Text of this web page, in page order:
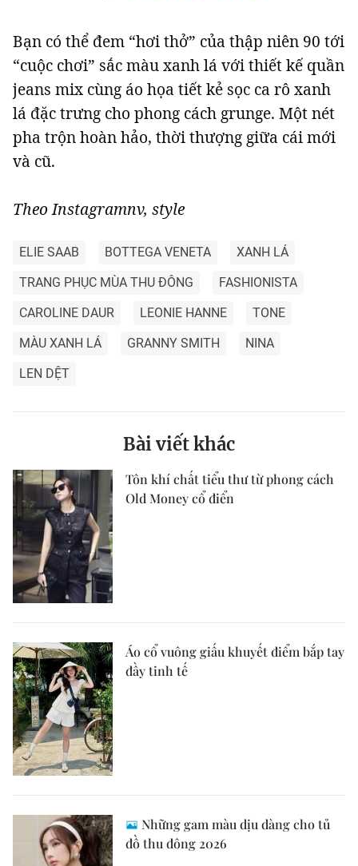
Bạn có thể đem “hơi thở” của thập niên 90 tới
“cuộc chơi” sắc màu xanh lá với thiết kế quần
jeans mix cùng áo họa tiết kẻ sọc ca rô xanh
lá đặc trưng cho phong cách grunge. Một nét
pha trộn hoàn hảo, thời thượng giữa cái mới
và cũ.
Theo Instagramnv, style
ELIE SAAB BOTTEGA VENETA
XANH LÁ
TRANG PHỤC MÙA THU ĐÔNG
FASHIONISTA
CAROLINE DAUR
LEONIE HANNE
TONE
MÀU XANH LÁ
GRANNY SMITH
NINA
LEN DỆT
Bài viết khác
Tôn khí chất tiểu thư từ phong cách
Old Money cổ điển
Áo cổ vuông giấu khuyết điểm bắp tay
đầy tinh tế
Những gam màu dịu dàng cho tủ
đồ thu đông 2026